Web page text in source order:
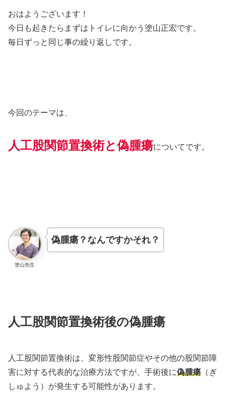
おはようございます！
今日も起きたらまずはトイレに向かう塗山正宏です。
毎日ずっと同じ事の繰り返しです。
今回のテーマは、
人工股関節置換術と偽腫瘍についてです。
塗山先生
偽腫瘍？なんですかそれ？
人工股関節置換術後の偽腫瘍
人工股関節置換術は、変形性股関節症やその他の股関節障
害に対する代表的な治療方法ですが、手術後に偽腫瘍 （ぎ
しゅよう）が発生する可能性があります。